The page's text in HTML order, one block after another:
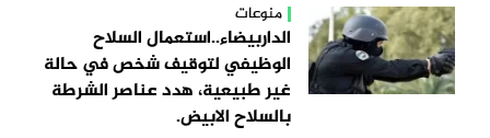
منوعات
الداربيضاء..استعمال السلاح
الوظيفي لتوقيف شخص في حالة
غير طبيعية، هدد عناصر الشرطة
بالسلاح الابيض.